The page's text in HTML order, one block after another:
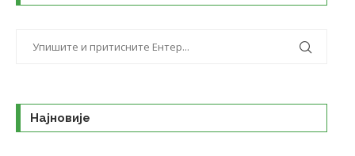
Најновије